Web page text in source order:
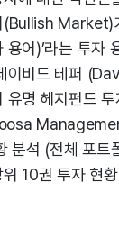
(Bullish Market)
용어)’라는 투자
이비드 테퍼
유명 헤지펀드
분석 (전체 포
10권 투자 현